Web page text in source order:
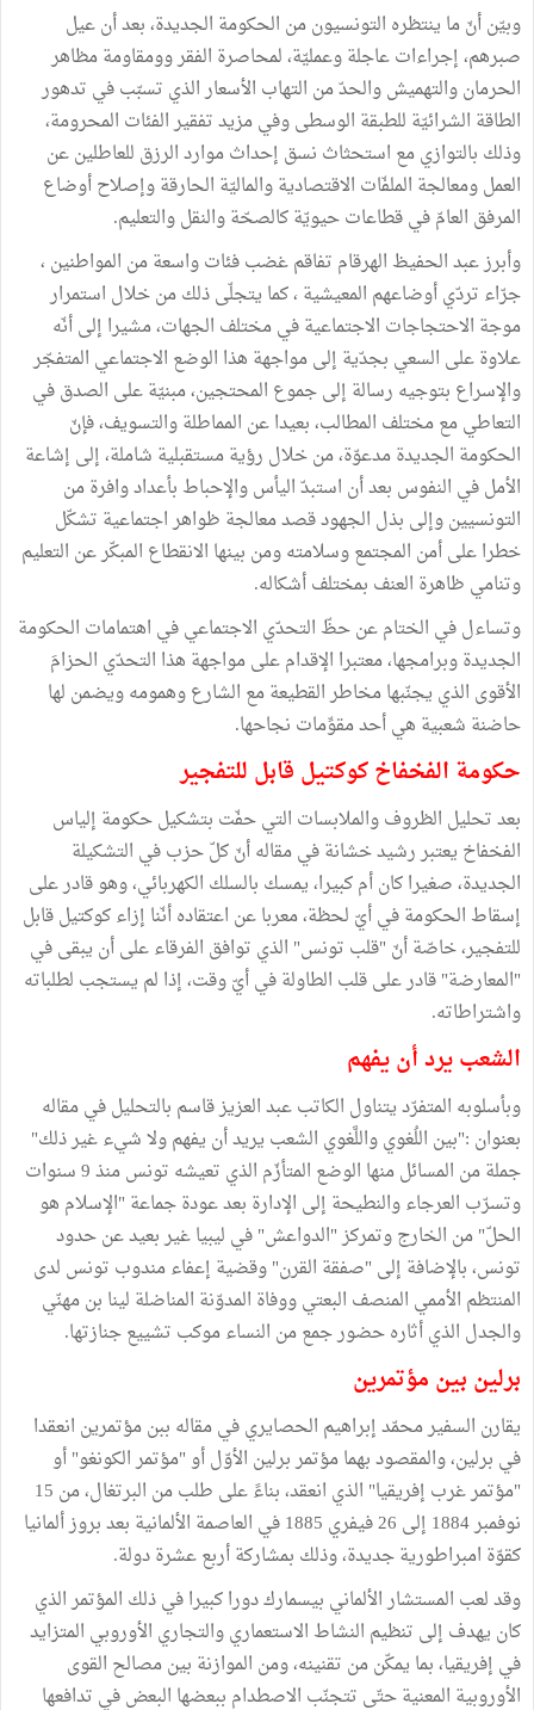
وبيّن أنّ ما ينتظره التونسيون من الحكومة الجديدة، بعد أن عيل
صبرهم، إجراءات عاجلة وعمليّة، لمحاصرة الفقر وومقاومة مظاهر
الحرمان والتهميش والحدّ من التهاب الأسعار الذي تسبّب في تدهور
الطاقة الشرائيّة للطبقة الوسطى وفي مزيد تفقير الفئات المحرومة،
وذلك بالتوازي مع استحثاث نسق إحداث موارد الرزق للعاطلين عن
العمل ومعالجة الملفّات الاقتصادية والماليّة الحارقة وإصلاح أوضاع
المرفق العامّ في قطاعات حيويّة كالصحّة والنقل والتعليم.
وأبرز عبد الحفيظ الهرقام تفاقم غضب فئات واسعة من المواطنين ،
جرّاء تردّي أوضاعهم المعيشية ، كما يتجلّى ذلك من خلال استمرار
موجة الاحتجاجات الاجتماعية في مختلف الجهات، مشيرا إلى أنّه
علاوة على السعي بجدّية إلى مواجهة هذا الوضع الاجتماعي المتفجّر
والإسراع بتوجيه رسالة إلى جموع المحتجين، مبنيّة على الصدق في
التعاطي مع مختلف المطالب، بعيدا عن المماطلة والتسويف، فإنّ
الحكومة الجديدة مدعوّة، من خلال رؤية مستقبلية شاملة، إلى إشاعة
الأمل في النفوس بعد أن استبدّ اليأس والإحباط بأعداد وافرة من
التونسيين وإلى بذل الجهود قصد معالجة ظواهر اجتماعية تشكّل
خطرا على أمن المجتمع وسلامته ومن بينها الانقطاع المبكّر عن التعليم
وتنامي ظاهرة العنف بمختلف أشكاله.
وتساءل في الختام عن حظّ التحدّي الاجتماعي في اهتمامات الحكومة
الجديدة وبرامجها، معتبرا الإقدام على مواجهة هذا التحدّي الحزامَ
الأقوى الذي يجنّبها مخاطر القطيعة مع الشارع وهمومه ويضمن لها
حاضنة شعبية هي أحد مقوِّمات نجاحها.
حكومة الفخفاخ كوكتيل قابل للتفجير
بعد تحليل الظروف والملابسات التي حفّت بتشكيل حكومة إلياس
الفخفاخ يعتبر رشيد خشانة في مقاله أنّ كلّ حزب في التشكيلة
الجديدة، صغيرا كان أم كبيرا، يمسك بالسلك الكهربائي، وهو قادر على
إسقاط الحكومة في أيّ لحظة، معربا عن اعتقاده أنّنا إزاء كوكتيل قابل
للتفجير، خاصّة أنّ "قلب تونس" الذي توافق الفرقاء على أن يبقى في
"المعارضة" قادر على قلب الطاولة في أيّ وقت، إذا لم يستجب لطلباته
واشتراطاته.
الشعب يرد أن يفهم
وبأسلوبه المتفرّد يتناول الكاتب عبد العزيز قاسم بالتحليل في مقاله
بعنوان :"بين اللُغوي واللَّغوي الشعب يريد أن يفهم ولا شيء غير ذلك"
جملة من المسائل منها الوضع المتأزّم الذي تعيشه تونس منذ 9 سنوات
وتسرّب العرجاء والنطيحة إلى الإدارة بعد عودة جماعة "الإسلام هو
الحلّ" من الخارج وتمركز "الدواعش" في ليبيا غير بعيد عن حدود
تونس، بالإضافة إلى "صفقة القرن" وقضية إعفاء مندوب تونس لدى
المنتظم الأممي المنصف البعتي ووفاة المدوّنة المناضلة لينا بن مهنّي
والجدل الذي أثاره حضور جمع من النساء موكب تشييع جنازتها.
برلين بين مؤتمرين
يقارن السفير محمّد إبراهيم الحصايري في مقاله ببن مؤتمرين انعقدا
في برلين، والمقصود بهما مؤتمر برلين الأوّل أو "مؤتمر الكونغو" أو
"مؤتمر غرب إفريقيا" الذي انعقد، بناءً على طلب من البرتغال، من 15
نوفمبر 1884 إلى 26 فيفري 1885 في العاصمة الألمانية بعد بروز ألمانيا
كقوّة امبراطورية جديدة، وذلك بمشاركة أربع عشرة دولة.
وقد لعب المستشار الألماني بيسمارك دورا كبيرا في ذلك المؤتمر الذي
كان يهدف إلى تنظيم النشاط الاستعماري والتجاري الأوروبي المتزايد
في إفريقيا، بما يمكّن من تقنينه، ومن الموازنة بين مصالح القوى
الأوروبية المعنية حتّى تتجنّب الاصطدام ببعضها البعض في تدافعها